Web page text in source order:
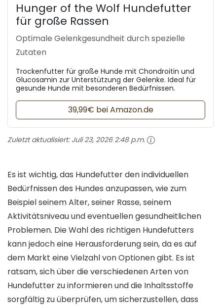
Hunger of the Wolf Hundefutter
für große Rassen
Optimale Gelenkgesundheit durch spezielle
Zutaten
Trockenfutter für große Hunde mit Chondroitin und
Glucosamin zur Unterstützung der Gelenke. Ideal für
gesunde Hunde mit besonderen Bedürfnissen.
39,99€ bei Amazon.de
Zuletzt aktualisiert: Juli 23, 2026 2:48 p.m.
Es ist wichtig, das Hundefutter den individuellen
Bedürfnissen des Hundes anzupassen, wie zum
Beispiel seinem Alter, seiner Rasse, seinem
Aktivitätsniveau und eventuellen gesundheitlichen
Problemen. Die Wahl des richtigen Hundefutters
kann jedoch eine Herausforderung sein, da es auf
dem Markt eine Vielzahl von Optionen gibt. Es ist
ratsam, sich über die verschiedenen Arten von
Hundefutter zu informieren und die Inhaltsstoffe
sorgfältig zu überprüfen, um sicherzustellen, dass